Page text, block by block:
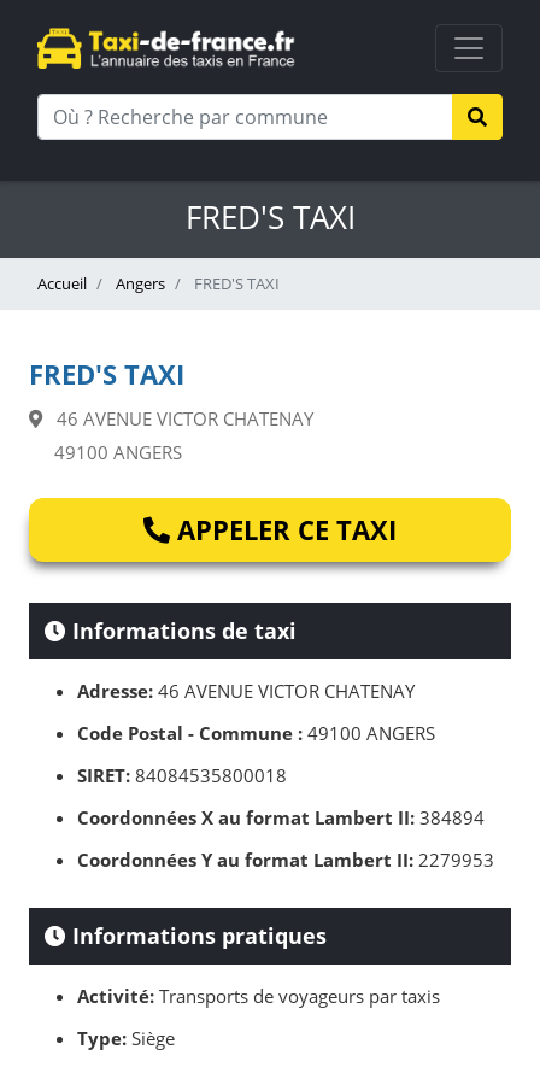
FRED'S TAXI
Accueil Angers FRED'S TAXI
FRED'S TAXI
46 AVENUE VICTOR CHATENAY
49100 ANGERS
APPELER CE TAXI
Informations de taxi
Adresse: 46 AVENUE VICTOR CHATENAY
Code Postal - Commune : 49100 ANGERS
SIRET: 84084535800018
Coordonnées X au format Lambert II: 384894
Coordonnées Y au format Lambert II: 2279953
Informations pratiques
Activité: Transports de voyageurs par taxis
Type: Siège